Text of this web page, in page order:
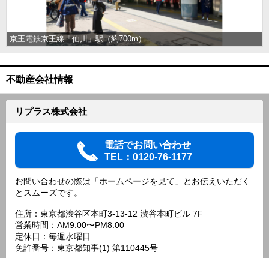
京王電鉄京王線「仙川」駅（約700m）
不動産会社情報
リプラス株式会社
電話でお問い合わせ
TEL：0120-76-1177
お問い合わせの際は「ホームページを見て」とお伝えいただく
とスムーズです。
住所：東京都渋谷区本町3-13-12 渋谷本町ビル 7F
営業時間：AM9:00〜PM8:00
定休日：毎週水曜日
免許番号：東京都知事(1) 第110445号